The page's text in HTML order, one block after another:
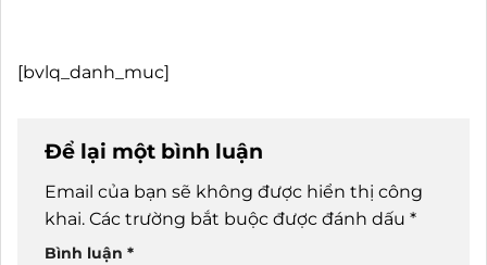
[bvlq_danh_muc]
Để lại một bình luận
Email của bạn sẽ không được hiển thị công
khai. Các trường bắt buộc được đánh dấu *
Bình luận *